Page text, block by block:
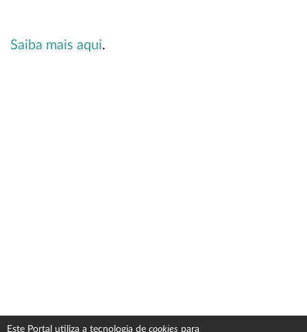
Saiba mais aqui.
Este Portal utiliza a tecnologia de cookies para